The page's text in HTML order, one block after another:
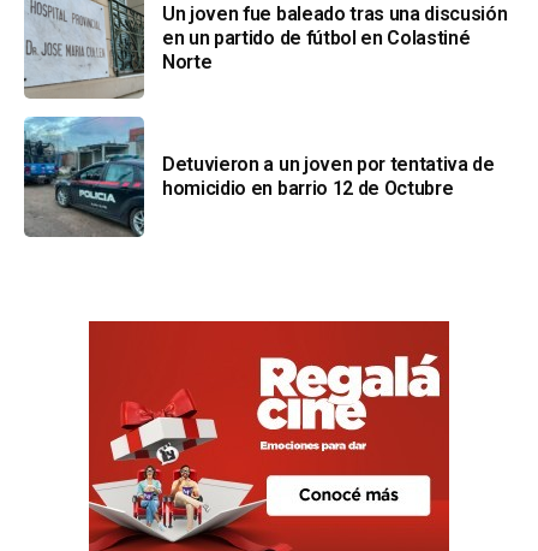
Un joven fue baleado tras una discusión
en un partido de fútbol en Colastiné
Norte
Detuvieron a un joven por tentativa de
homicidio en barrio 12 de Octubre